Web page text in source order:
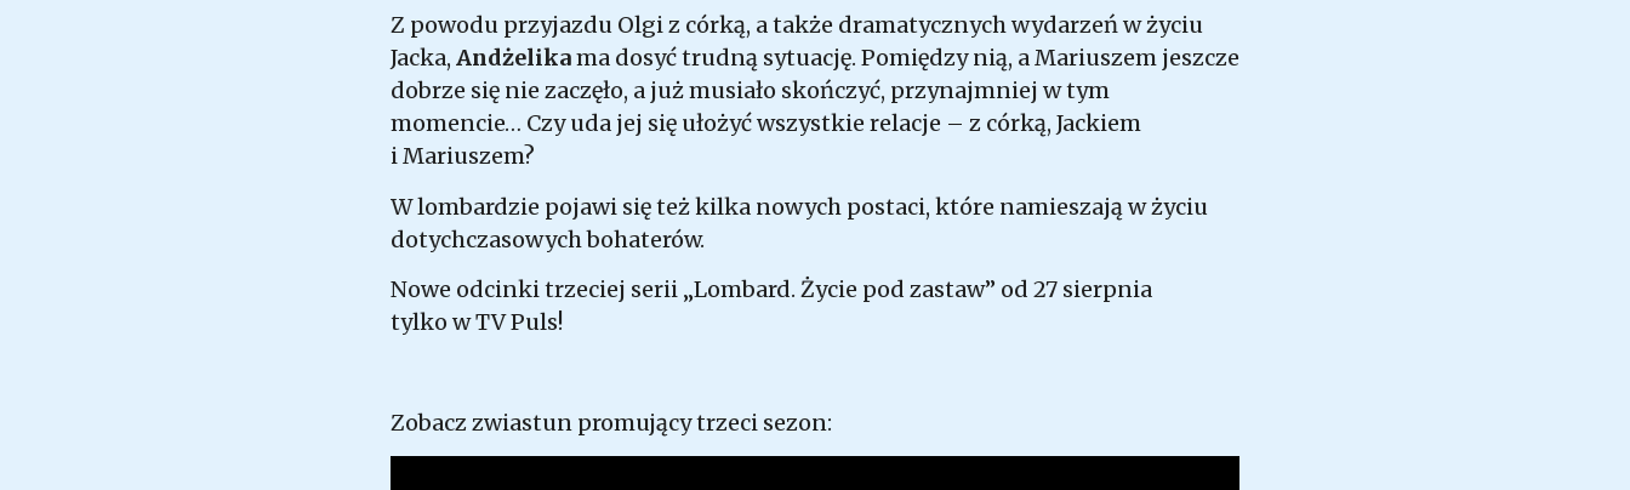
Z powodu przyjazdu Olgi z córką, a także dramatycznych wydarzeń w życiu
Jacka, Andżelikama dosyć trudną sytuację. Pomiędzy nią, a Mariuszem jeszcze
dobrze się nie zaczęło, a już musiało skończyć, przynajmniej w tym
momencie… Czy uda jej się ułożyć wszystkie relacje – z córką, Jackiem
i Mariuszem?
W lombardzie pojawi się też kilka nowych postaci, które namieszają w życiu
dotychczasowych bohaterów.
Nowe odcinki trzeciej serii „Lombard. Życie pod zastaw” od 27 sierpnia
tylko w TV Puls!
Zobacz zwiastun promujący trzeci sezon: